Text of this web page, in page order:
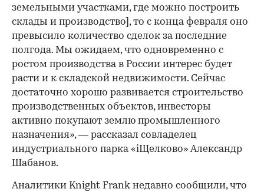
00:00 / 00:00
земельными участками, где можно построить
склады и производство], то с конца февраля оно
превысило количество сделок за последние
полгода. Мы ожидаем, что одновременно с
ростом производства в России интерес будет
расти и к складской недвижимости. Сейчас
достаточно хорошо развивается строительство
производственных объектов, инвесторы
активно покупают землю промышленного
назначения», — рассказал совладелец
индустриального парка «iЩелково» Александр
Шабанов.
Аналитики Knight Frank недавно сообщили, что